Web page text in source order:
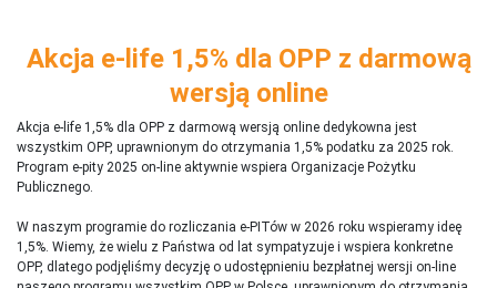
Akcja e-life 1,5% dla OPP z darmową
wersją online
Akcja e-life 1,5% dla OPP z darmową wersją online dedykowna jest
wszystkim OPP, uprawnionym do otrzymania 1,5% podatku za 2025 rok.
Program e-pity 2025 on-line aktywnie wspiera Organizacje Pożytku
Publicznego.
W naszym programie do rozliczania e-PITów w 2026 roku wspieramy ideę
1,5%. Wiemy, że wielu z Państwa od lat sympatyzuje i wspiera konkretne
OPP, dlatego podjęliśmy decyzję o udostępnieniu bezpłatnej wersji on-line